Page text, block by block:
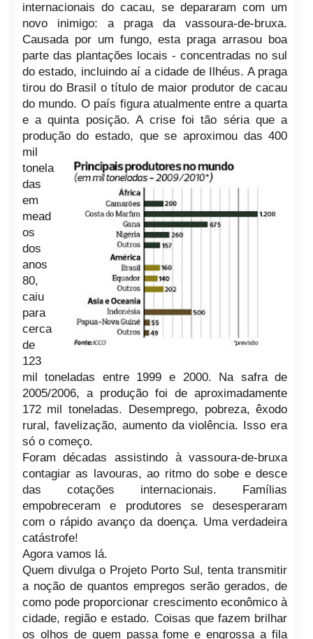
internacionais do cacau, se depararam com um
novo inimigo: a praga da vassoura-de-bruxa.
Causada por um fungo, esta praga arrasou boa
parte das plantações locais - concentradas no sul
do estado, incluindo aí a cidade de Ilhéus. A praga
tirou do Brasil o título de maior produtor de cacau
do mundo. O país figura atualmente entre a quarta
e a quinta posição. A crise foi tão séria que a
produção do estado, que se aproximou das 400
mil
tonela
das
em
mead
os
dos
anos
80,
caiu
para
cerca
de
123
mil toneladas entre 1999 e 2000. Na safra de
2005/2006, a produçãofoi de aproximadamente
172 mil toneladas. Desemprego, pobreza, êxodo
rural, favelização, aumento da violência. Isso era
só o começo.
Foram décadas assistindo àvassoura-de-bruxa
contagiar as lavouras, ao ritmo do sobe e desce
das cotações internacionais. Famílias
empobreceram e produtores se desesperaram
com o rápido avanço da doença. Uma verdadeira
catástrofe!
Agora vamos lá.
Quem divulga o Projeto Porto Sul, tenta transmitir
a noção de quantos empregos serão gerados, de
como pode proporcionar crescimento econômico à
cidade, região e estado. Coisas que fazem brilhar
os olhos de quem passa fome e engrossa a fila